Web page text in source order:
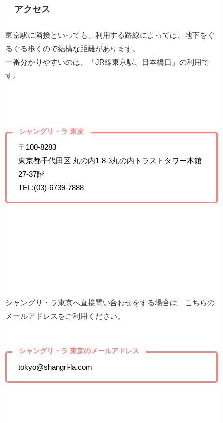
アクセス
東京駅に隣接といっても、利用する路線によっては、地下をぐ
るぐる歩くので結構な距離があります。
一番分かりやすいのは、「JR線東京駅、日本橋口」の利用で
す。
シャングリ・ラ 東京
〒100-8283
東京都千代田区 丸の内1-8-3丸の内トラストタワー本館
27-37階
TEL:(03)-6739-7888
シャングリ・ラ東京へ直接問い合わせをする場合は、こちらの
メールアドレスをご利用ください。
シャングリ・ラ 東京のメールアドレス
tokyo@shangri-la.com